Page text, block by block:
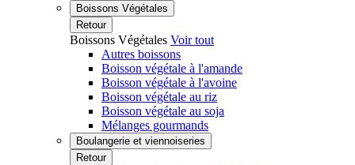
Boissons Végétales
Retour
Boissons Végétales Voir tout
Autres boissons
Boisson végétale à l'amande
Boisson végétale à l'avoine
Boisson végétale au riz
Boisson végétale au soja
Mélanges gourmands
Boulangerie et viennoiseries
Retour